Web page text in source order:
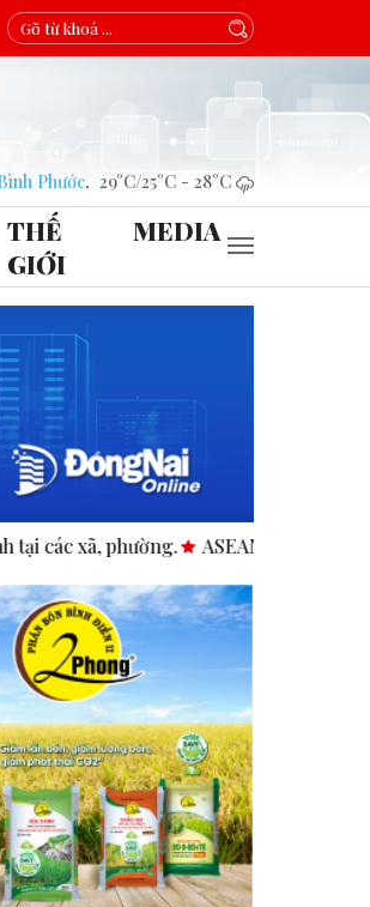
Phước, 29°C/25°C - 28°C
THẾ
GIỚI
MEDIA
ASEAN thúc đẩy bình đẳng giới trong